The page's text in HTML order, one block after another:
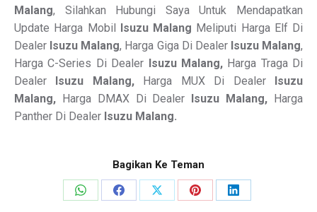
Malang, Silahkan Hubungi Saya Untuk Mendapatkan
Update Harga Mobil Isuzu Malang Meliputi Harga Elf Di
Dealer Isuzu Malang, Harga Giga Di Dealer Isuzu Malang,
Harga C-Series Di Dealer Isuzu Malang, Harga Traga Di
Dealer Isuzu Malang, Harga MUX Di Dealer Isuzu
Malang, Harga DMAX Di Dealer Isuzu Malang, Harga
Panther Di Dealer Isuzu Malang.
Bagikan Ke Teman
Share Share Share Share Share